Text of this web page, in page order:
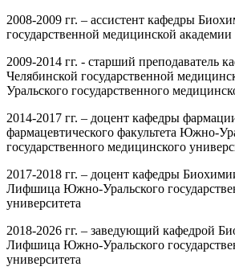
2008-2009 гг. – ассистент кафедры
государственной медицинской академии
2009-2014 гг. - старший преподаватель
Челябинской государственной
Уральского государственного
2014-2017 гг. – доцент кафедры
фармацевтического факультета Южно-
государственного медицинского
2017-2018 гг. – доцент кафедры
Лифшица Южно-Уральского
университета
2018-2026 гг. – заведующий кафедрой
Лифшица Южно-Уральского
университета